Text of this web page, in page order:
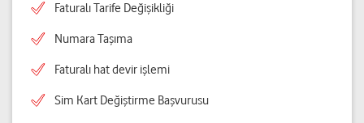
Faturalı Tarife Değişikliği
Numara Taşıma
Faturalı hat devir işlemi
Sim Kart Değiştirme Başvurusu